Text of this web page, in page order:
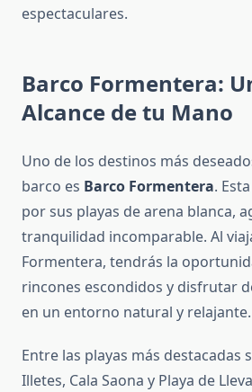
espectaculares.
Barco Formentera:
Alcance de tu Mano
Uno de los destinos más
barco es Barco Formentera.
por sus playas de arena blanca,
tranquilidad incomparable. Al
Formentera, tendrás la
rincones escondidos y disfrutar
en un entorno natural y relajante.
Entre las playas más destacadas
Illetes, Cala Saona y Playa de